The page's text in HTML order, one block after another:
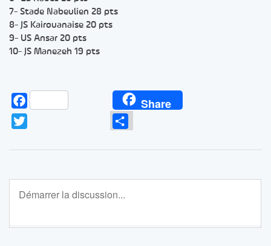
7- Stade Nabeulien 28 pts
8- JS Kairouanaise 20 pts
9- US Ansar 20 pts
10- JS Manezeh 19 pts
Facebook Share